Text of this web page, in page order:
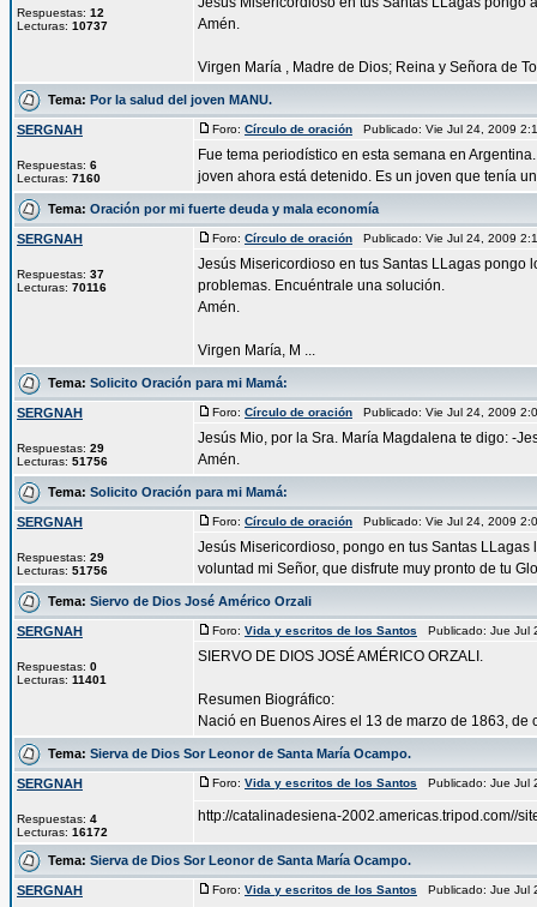
Respuestas: 12
Lecturas: 10737
Amén.
Virgen María , Madre de Dios; Reina y Señora de
Tema: Por la salud del joven MANU.
SERGNAH
Respuestas: 6
Lecturas: 7160
Foro: Círculo de oración Publicado: Vie Jul 24, 2009
Fue tema periodístico en esta semana en
joven ahora está detenido. Es un joven que tenía
Tema: Oración por mi fuerte deuda y mala economía
SERGNAH
Respuestas: 37
Lecturas: 70116
Foro: Círculo de oración Publicado: Vie Jul 24, 2009
Jesús Misericordioso en tus Santas LLagas pongo
problemas. Encuéntrale una solución.
Amén.
Virgen María, M ...
Tema: Solicito Oración para mi Mamá:
SERGNAH
Respuestas: 29
Lecturas: 51756
Foro: Círculo de oración Publicado: Vie Jul 24, 2009
Jesús Mio, por la Sra. María Magdalena te digo: -
Amén.
Tema: Solicito Oración para mi Mamá:
SERGNAH
Respuestas: 29
Lecturas: 51756
Foro: Círculo de oración Publicado: Vie Jul 24, 2009
Jesús Misericordioso, pongo en tus Santas
voluntad mi Señor, que disfrute muy pronto de tu
Tema: Siervo de Dios José Américo Orzali
SERGNAH
Respuestas: 0
Lecturas: 11401
Foro: Vida y escritos de los Santos Publicado: Jue Jul
SIERVO DE DIOS JOSÉ AMÉRICO ORZALI.
Resumen Biográfico:
Nació en Buenos Aires el 13 de marzo de 1863,
Tema: Sierva de Dios Sor Leonor de Santa María Ocampo.
SERGNAH
Respuestas: 4
Lecturas: 16172
Foro: Vida y escritos de los Santos Publicado: Jue Jul
http://catalinadesiena-2002.americas.tripod.com//
Tema: Sierva de Dios Sor Leonor de Santa María Ocampo.
SERGNAH Foro: Vida y escritos de los Santos Publicado: Jue Jul